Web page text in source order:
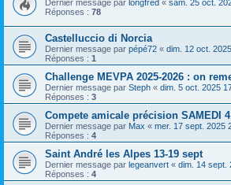
Dernier message par longfred « sam. 25 oct.
Réponses : 78
Castelluccio di Norcia
Dernier message par pépé72 « dim. 12 oct.
Réponses : 1
Challenge MEVPA 2025-2026 : on
Dernier message par Steph « dim. 5 oct. 2025
Réponses : 3
Compete amicale précision SAMEDI
Dernier message par Max « mer. 17 sept. 2025
Réponses : 4
Saint André les Alpes 13-19 sept
Dernier message par legeanvert « dim. 14 sept.
Réponses : 4